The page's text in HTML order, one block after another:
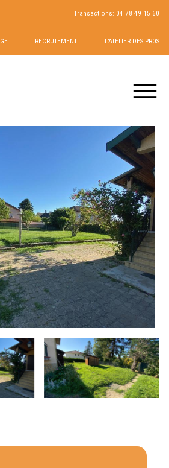
Transactions: 04 78 49 15 60
RECRUTEMENT L’ATELIER DES PROS